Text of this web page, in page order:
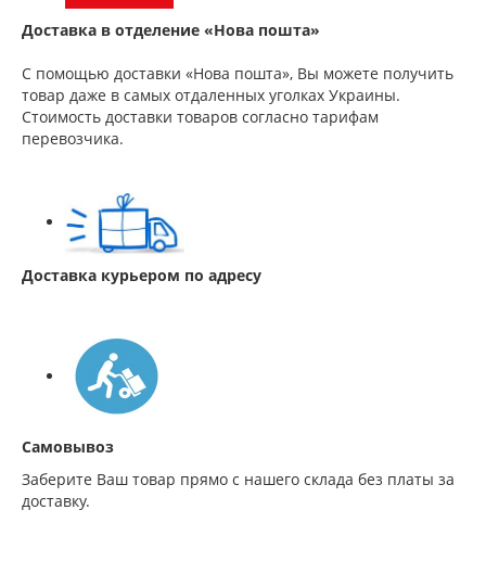
Доставка в отделение «Нова пошта»
С помощью доставки «Нова пошта», Вы можете получить
товар даже в самых отдаленных уголках Украины.
Стоимость доставки товаров согласно тарифам
перевозчика.
Доставка курьером по адресу
Самовывоз
Заберите Ваш товар прямо с нашего склада без платы за
доставку.